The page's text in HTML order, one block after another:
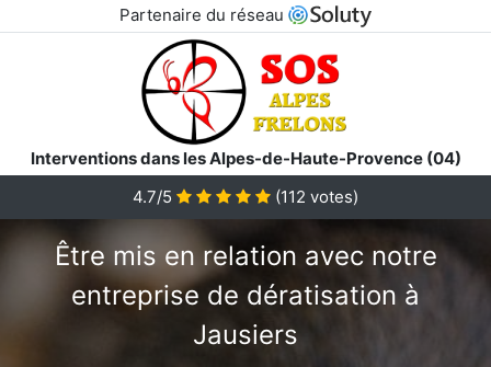
Partenaire du réseau
Interventions dans les Alpes-de-Haute-Provence (04)
4.7/5
(112 votes)
Être mis en relation avec notre
entreprise de dératisation à
Jausiers